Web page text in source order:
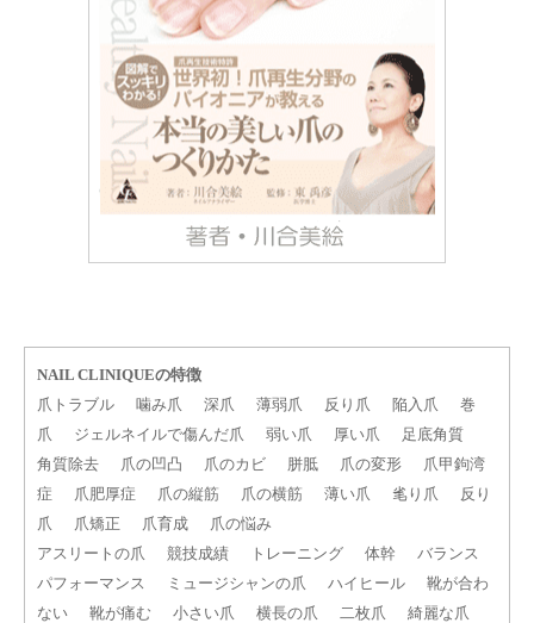
NAIL CLINIQUEの特徴
爪トラブル
噛み爪 深爪 薄弱爪 反り爪 陥入爪
巻
爪
ジェルネイルで傷んだ爪 弱い爪 厚い爪
足底角質
角質除去
爪の凹凸 爪のカビ 胼胝 爪の変形
爪甲鉤湾
症
爪肥厚症 爪の縦筋 爪の横筋 薄い爪 毟り爪
反り
爪
爪矯正 爪育成
爪の悩み
アスリートの爪
競技成績 トレーニング 体幹
バランス
パフォーマンス
ミュージシャンの爪 ハイヒール
靴が合わ
ない
靴が痛む 小さい爪 横長の爪 二枚爪
綺麗な爪